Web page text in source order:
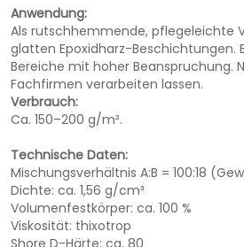
Anwendung:
Als rutschhemmende, pflegeleichte
glatten Epoxidharz-Beschichtungen.
Bereiche mit hoher Beanspruchung.
Fachfirmen verarbeiten lassen.
Verbrauch:
Ca. 150–200 g/m².
Technische Daten:
Mischungsverhältnis A:B = 100:18
Dichte: ca. 1,56 g/cm³
Volumenfestkörper: ca. 100 %
Viskosität: thixotrop
Shore D-Härte: ca. 80